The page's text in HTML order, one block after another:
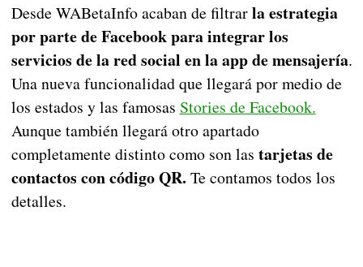
Desde WABetaInfo acaban de filtrarla estrategia
por parte de Facebook para integrar los
servicios de la red social en la app de mensajería.
Una nueva funcionalidad que llegará por medio de
los estados y las famosas Stories de Facebook.
Aunque también llegará otro apartado
completamente distinto como son las tarjetas de
contactos con código QR. Te contamos todos los
detalles.